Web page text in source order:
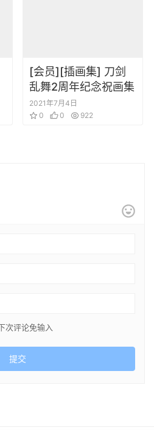
[会员][插画集] 刀剑
乱舞2周年纪念祝画集
2021年7月4日
0
0 922
次评论免输入
提交